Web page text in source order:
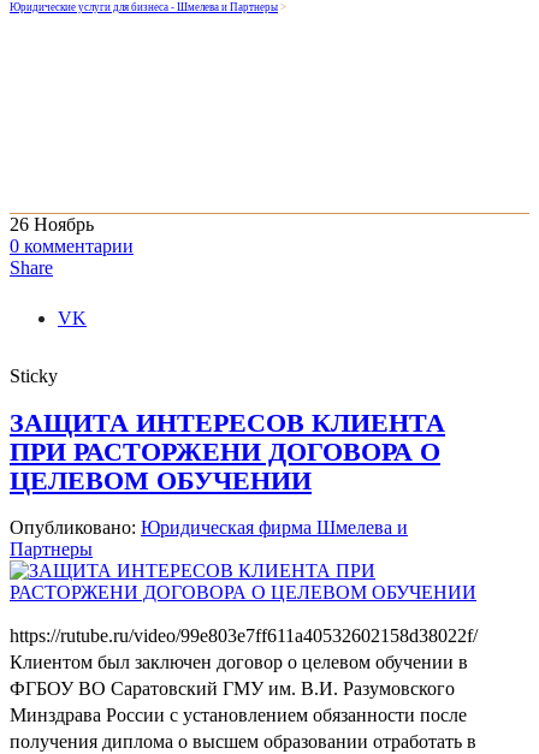
Юридические услуги для бизнеса - Шмелева и Партнеры >
26 Ноябрь
0 комментарии
Share
VK
Sticky
ЗАЩИТА ИНТЕРЕСОВ КЛИЕНТА
ПРИ РАСТОРЖЕНИ ДОГОВОРА О
ЦЕЛЕВОМ ОБУЧЕНИИ
Опубликовано: Юридическая фирма Шмелева и
Партнеры
https://rutube.ru/video/99e803e7ff611a40532602158d38022f/
Клиентом был заключен договор о целевом обучении в
ФГБОУ ВО Саратовский ГМУ им. В.И. Разумовского
Минздрава России с установлением обязанности после
получения диплома о высшем образовании отработать в